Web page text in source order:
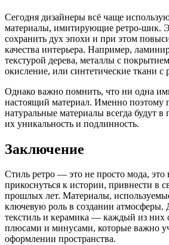
Сегодня дизайнеры всё чаще
материалы, имитирующие ретро-шик.
сохранить дух эпохи и при этом
качества интерьера. Например,
текстурой дерева, металлы с
окисление, или синтетические ткани с
Однако важно помнить, что ни одна
настоящий материал. Именно поэтому
натуральные материалы всегда будут в
их уникальность и подлинность.
Заключение
Стиль ретро — это не просто мода, это
прикоснуться к истории, привнести в
прошлых лет. Материалы,
ключевую роль в создании атмосферы.
текстиль и керамика — каждый из них
плюсами и минусами, которые важно
оформлении пространства.